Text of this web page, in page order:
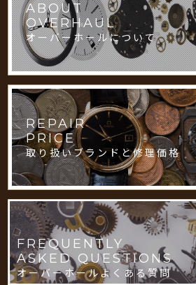
ABOUT
OVERHAUL
オーバーホールについて
REPAIR
PRICE
取り扱いブランドと修理価格
FREQUENTLY
ASKED QUESTIONS
オーバーホールよくある質問